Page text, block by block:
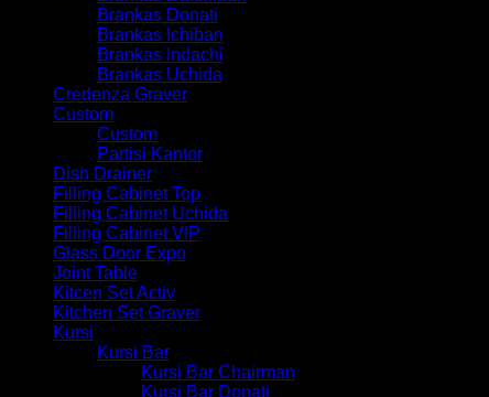
Brankas Donati
Brankas Ichiban
Brankas Indachi
Brankas Uchida
Credenza Graver
Custom
Custom
Partisi Kantor
Dish Drainer
Filling Cabinet Top
Filling Cabinet Uchida
Filling Cabinet VIP
Glass Door Expo
Joint Table
Kitcen Set Activ
Kitchen Set Graver
Kursi
Kursi Bar
Kursi Bar Chairman
Kursi Bar Donati